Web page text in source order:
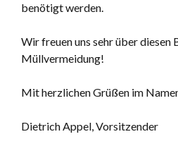
benötigt werden.
Wir freuen uns sehr über diesen
Müllvermeidung!
Mit herzlichen Grüßen im
Dietrich Appel, Vorsitzender